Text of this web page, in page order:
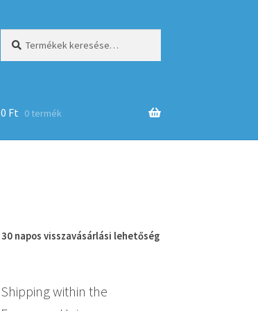
0 Ft 0 termék
30 napos visszavásárlási lehetőség
Shipping within the